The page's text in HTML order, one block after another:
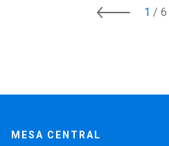
1 / 6
MESA CENTRAL